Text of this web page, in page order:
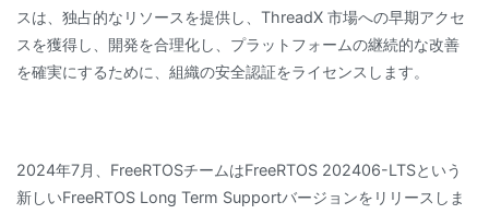
スは、独占的なリソースを提供し、ThreadX 市場への早期アクセ
スを獲得し、開発を合理化し、プラットフォームの継続的な改善
を確実にするために、組織の安全認証をライセンスします。
2024年7月、FreeRTOSチームはFreeRTOS 202406-LTSという
新しいFreeRTOS Long Term Supportバージョンをリリースしま